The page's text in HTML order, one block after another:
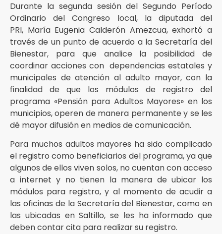
Durante la segunda sesión del Segundo Período
Ordinario del Congreso local, la diputada del
PRI, María Eugenia Calderón Amezcua, exhortó a
través de un punto de acuerdo a la Secretaría del
Bienestar, para que analice la posibilidad de
coordinar acciones con dependencias estatales y
municipales de atención al adulto mayor, con la
finalidad de que los módulos de registro del
programa «Pensión para Adultos Mayores» en los
municipios, operen de manera permanente y se les
dé mayor difusión en medios de comunicación.
Para muchos adultos mayores ha sido complicado
el registro como beneficiarios del programa, ya que
algunos de ellos viven solos, no cuentan con acceso
a internet y no tienen la manera de ubicar los
módulos para registro, y al momento de acudir a
las oficinas de la Secretaría del Bienestar, como en
las ubicadas en Saltillo, se les ha informado que
deben contar cita para realizar su registro.